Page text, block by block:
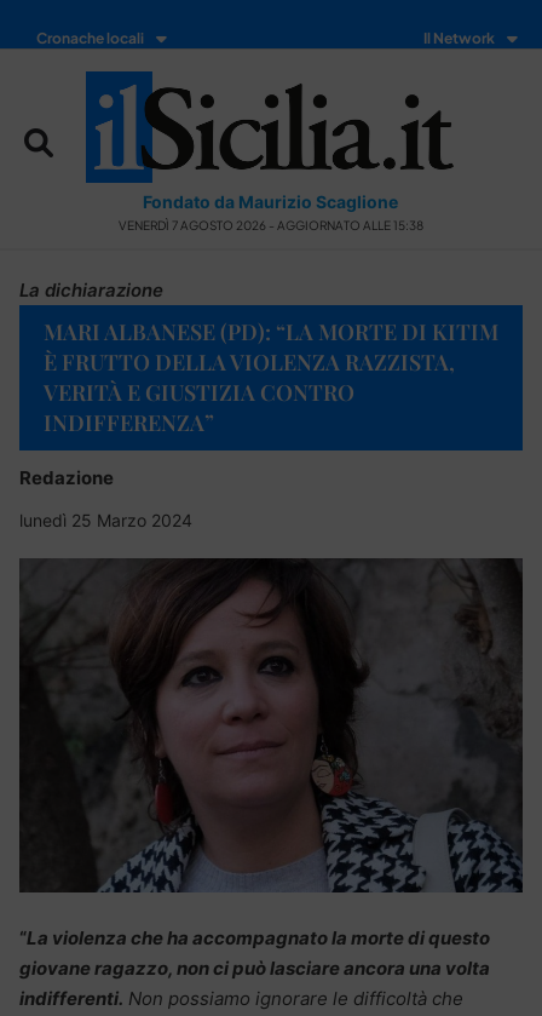
Cronache locali Il Network
Fondato da Maurizio Scaglione
VENERDÌ 7 AGOSTO 2026 - AGGIORNATO ALLE 15:38
La dichiarazione
MARI ALBANESE (PD): “LA MORTE DI KITIM
È FRUTTO DELLA VIOLENZA RAZZISTA,
VERITÀ E GIUSTIZIA CONTRO
INDIFFERENZA”
Redazione
lunedì 25 Marzo 2024
“La violenza che ha accompagnato la morte di questo
giovane ragazzo, non ci può lasciare ancora una volta
indifferenti. Non possiamo ignorare le difficoltà che